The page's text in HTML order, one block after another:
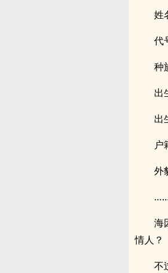
姓
代
种
出
出
户
外
海
情人？
不